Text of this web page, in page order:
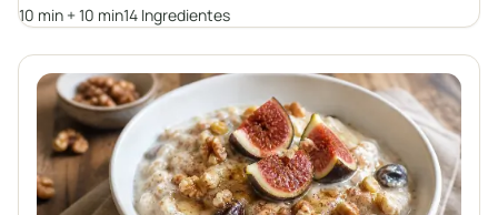
apenas 20 minutos, e fica ainda melhor servido com
saudável.
10 min + 10 min14 Ingredientes